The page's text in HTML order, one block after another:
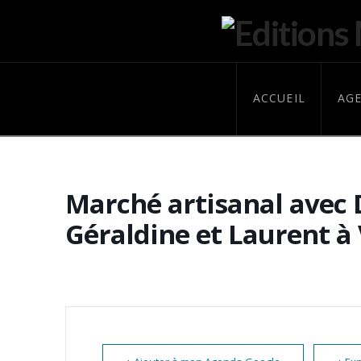
ACCUEIL
Marché artisanal avec
Géraldine et Laurent à